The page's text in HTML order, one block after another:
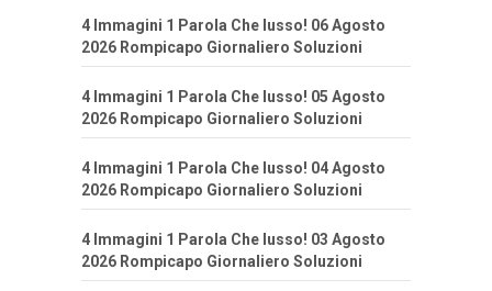
4 Immagini 1 Parola Che lusso! 06 Agosto
2026 Rompicapo Giornaliero Soluzioni
4 Immagini 1 Parola Che lusso! 05 Agosto
2026 Rompicapo Giornaliero Soluzioni
4 Immagini 1 Parola Che lusso! 04 Agosto
2026 Rompicapo Giornaliero Soluzioni
4 Immagini 1 Parola Che lusso! 03 Agosto
2026 Rompicapo Giornaliero Soluzioni